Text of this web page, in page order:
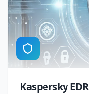
Kaspersky EDR